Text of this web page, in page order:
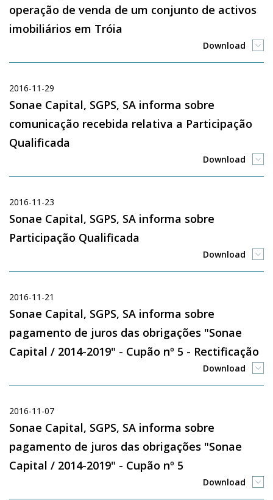
operação de venda de um conjunto de activos
imobiliários em Tróia
Download
2016-11-29
Sonae Capital, SGPS, SA informa sobre
comunicação recebida relativa a Participação
Qualificada
Download
2016-11-23
Sonae Capital, SGPS, SA informa sobre
Participação Qualificada
Download
2016-11-21
Sonae Capital, SGPS, SA informa sobre
pagamento de juros das obrigações "Sonae
Capital / 2014-2019" - Cupão nº 5 - Rectificação
Download
2016-11-07
Sonae Capital, SGPS, SA informa sobre
pagamento de juros das obrigações "Sonae
Capital / 2014-2019" - Cupão nº 5
Download